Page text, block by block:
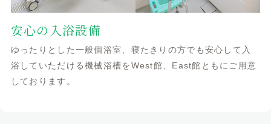
安心の入浴設備
ゆったりとした一般個浴室、寝たきりの方でも安心して入
浴していただける機械浴槽をWest館、East館ともにご用意
しております。